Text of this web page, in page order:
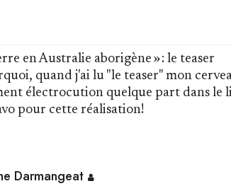
en Australie aborigène » : le teaser
quand j'ai lu "le teaser" mon
électrocution quelque part dans le
pour cette réalisation!
Darmangeat